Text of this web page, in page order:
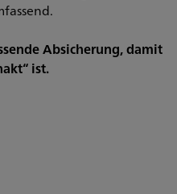
Absicherung, damit
ist.